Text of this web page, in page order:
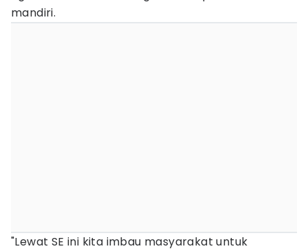
mandiri.
"Lewat SE ini kita imbau masyarakat untuk